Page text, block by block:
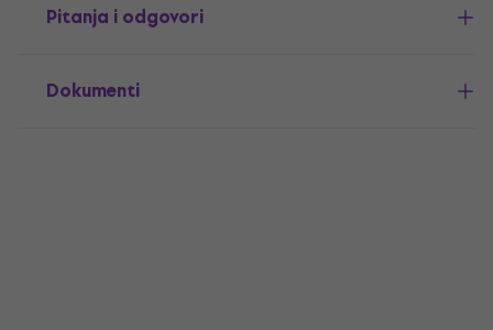
Pitanja i odgovori
Dokumenti